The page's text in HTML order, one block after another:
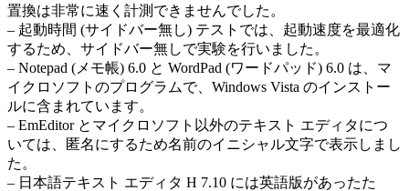
置換は非常に速く計測できませんでした。
– 起動時間 (サイドバー無し) テストでは、起動速度を最適化
するため、サイドバー無しで実験を行いました。
– Notepad (メモ帳) 6.0 と WordPad (ワードパッド) 6.0 は、マ
イクロソフトのプログラムで、Windows Vista のインストー
ルに含まれています。
– EmEditor とマイクロソフト以外のテキスト エディタにつ
いては、匿名にするため名前のイニシャル文字で表示しまし
た。
– 日本語テキスト エディタ H 7.10 には英語版があったた